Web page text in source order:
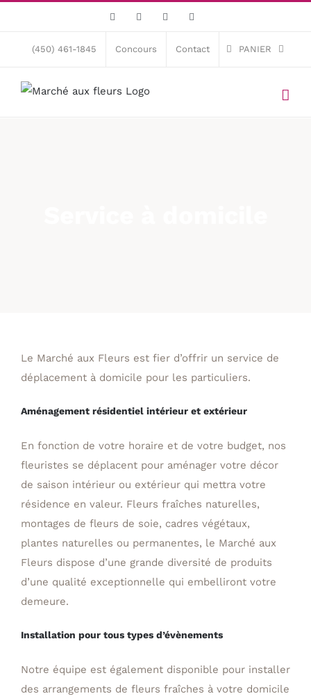
content
Facebook Instagram
(450) 461-1845 Concours Contact PANIER
Le Marché aux Fleurs est fier d’offrir un service de
déplacement à domicile pour les particuliers.
Aménagement résidentiel intérieur et extérieur
En fonction de votre horaire et de votre budget, nos
fleuristes se déplacent pour aménager votre décor
de saison intérieur ou extérieur qui mettra votre
résidence en valeur. Fleurs fraîches naturelles,
montages de fleurs de soie, cadres végétaux,
plantes naturelles ou permanentes, le Marché aux
Fleurs dispose d’une grande diversité de produits
d’une qualité exceptionnelle qui embelliront votre
demeure.
Installation pour tous types d’évènements
Notre équipe est également disponible pour installer
des arrangements de fleurs fraîches à votre domicile